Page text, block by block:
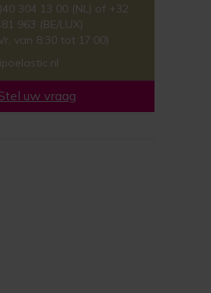
304 13 00 (NL) of +32
963 (BE/LUX)
van 8:30 tot 17:00)
uw vraag